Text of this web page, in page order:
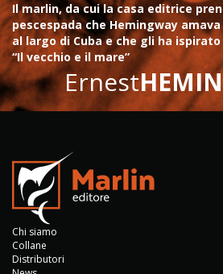
Il marlin, da cui la casa editrice
pescespada che Hemingway
al largo di Cuba e che gli ha
“Il vecchio e il mare”
Ernest
Chi siamo
Collane
Distributori